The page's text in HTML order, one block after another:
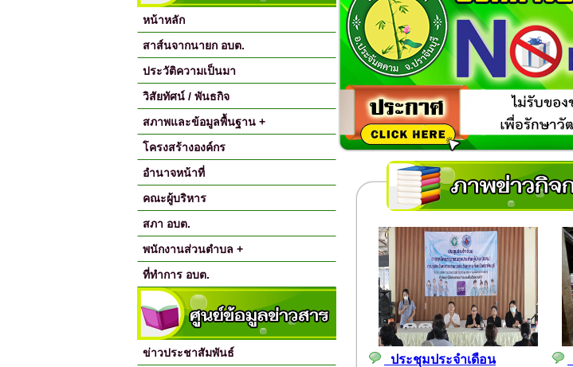
หน้าหลัก
สาส์นจากนายก อบต.
ประวัติความเป็นมา
วิสัยทัศน์ / พันธกิจ
สภาพและข้อมูลพื้นฐาน +
โครงสร้างองค์กร
อำนาจหน้าที่
คณะผู้บริหาร
สภา อบต.
พนักงานส่วนตำบล +
ที่ทำการ อบต.
ข่าวประชาสัมพันธ์
ประชุมประจำเดือน